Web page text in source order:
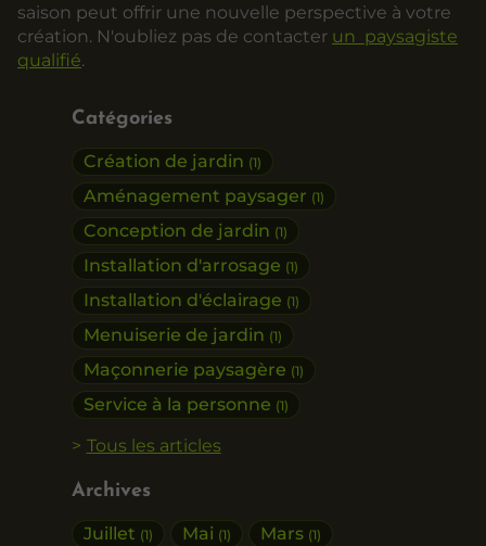
Catégories
Création de jardin (1)
Aménagement paysager (1)
Conception de jardin (1)
Installation d'arrosage (1)
Installation d'éclairage (1)
Menuiserie de jardin (1)
Maçonnerie paysagère (1)
Service à la personne (1)
Tous les articles
Archives
Juillet (1) Mai (1) Mars (1)
saison peut offrir une nouvelle perspective à votre
création. N'oubliez pas de contacter un paysagiste
qualifié.